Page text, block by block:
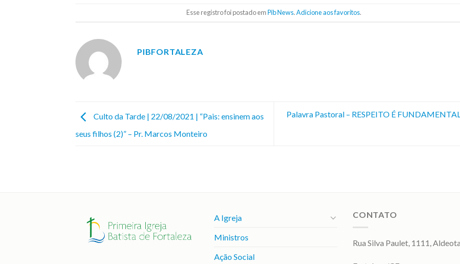
Esse registro foi postado emPib News.Adicione aos favoritos.
PIBFORTALEZA
Culto da Tarde | 22/08/2021 | “Pais: ensinem aos
seus filhos (2)” – Pr. Marcos Monteiro
Palavra Pastoral – RESPEITO É
A Igreja
Ministros
Ação Social
CONTATO
Rua Silva Paulet, 1111, Aldeota